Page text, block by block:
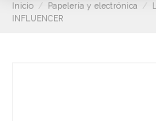
Inicio Papelería y electrónica
INFLUENCER